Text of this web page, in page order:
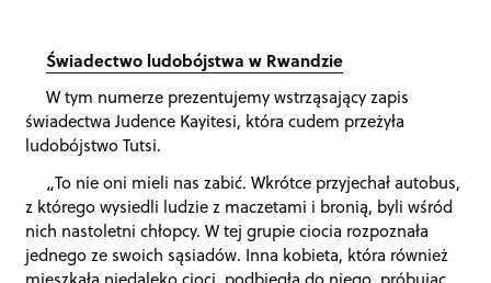
Świadectwo ludobójstwa w Rwandzie
W tym numerze prezentujemy wstrząsający zapis
świadectwa Judence Kayitesi, która cudem przeżyła
ludobójstwo Tutsi.
„To nie oni mieli nas zabić. Wkrótce przyjechał autobus,
z którego wysiedli ludzie z maczetami i bronią, byli wśród
nich nastoletni chłopcy. W tej grupie ciocia rozpoznała
jednego ze swoich sąsiadów. Inna kobieta, która również